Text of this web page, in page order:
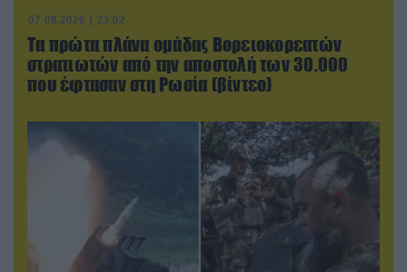
07.08.2026 | 23:02
Τα πρώτα πλάνα ομάδας Βορειοκορεατών
στρατιωτών από την αποστολή των 30.000
που έφτασαν στη Ρωσία (βίντεο)